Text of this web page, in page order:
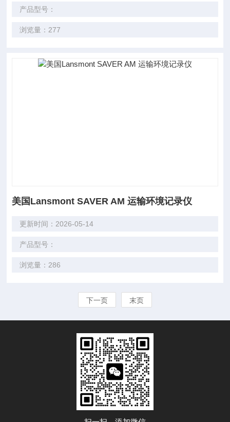
产品型号：
浏览量：277
美国Lansmont SAVER AM 运输环境记录仪
更新时间：2026-05-14
产品型号：
浏览量：286
下一页 末页